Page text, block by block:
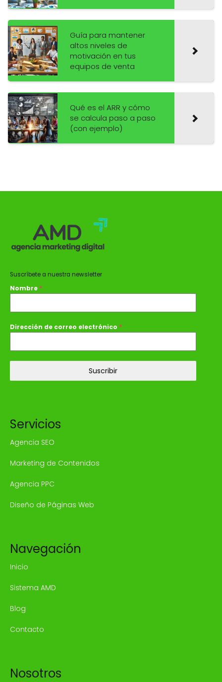
Guía para mantener
altos niveles de
motivación en tus
equipos de venta
Qué es el ARR y cómo
se calcula paso a paso
(con ejemplo)
Suscríbete a nuestra newsletter
Nombre *
Dirección de correo electrónico *
Suscribir
Servicios
Agencia SEO
Marketing de Contenidos
Agencia PPC
Diseño de Páginas Web
Navegación
Inicio
Sistema AMD
Blog
Contacto
Nosotros